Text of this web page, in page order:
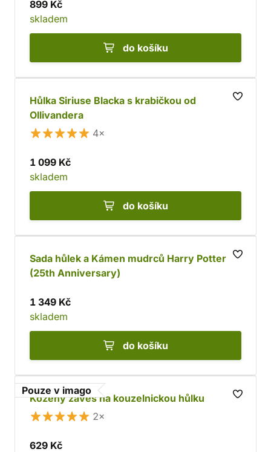
899 Kč
skladem
do košíku
Hůlka Siriuse Blacka s krabičkou od
Ollivandera
4×
1 099 Kč
skladem
do košíku
Sada hůlek a Kámen mudrců Harry Potter
(25th Anniversary)
1 349 Kč
skladem
do košíku
Pouze v imago
Kožený závěs na kouzelnickou hůlku
2×
629 Kč